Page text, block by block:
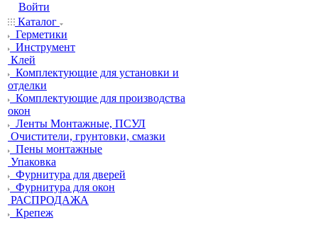
Войти
Каталог
Герметики
Инструмент
Клей
Комплектующие для установки и
отделки
Комплектующие для производства
окон
Ленты Монтажные, ПСУЛ
Очистители, грунтовки, смазки
Пены монтажные
Упаковка
Фурнитура для дверей
Фурнитура для окон
РАСПРОДАЖА
Крепеж